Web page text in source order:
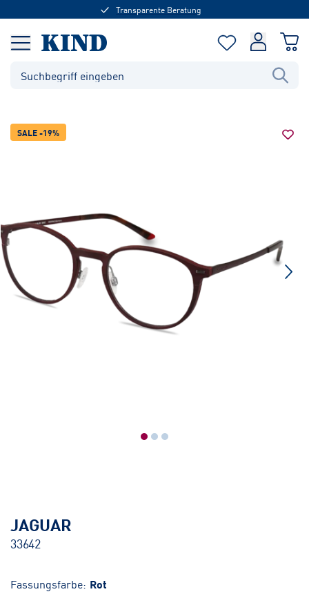
Transparente Beratung
SALE -19%
JAGUAR
33642
Fassungsfarbe: Rot